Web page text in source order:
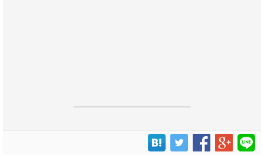
------------------------------------------------------------------